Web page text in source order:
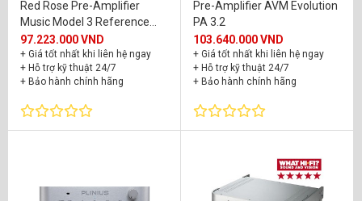
Red Rose Pre-Amplifier
Music Model 3 Reference
Tube
97.223.000 VND
+ Giá tốt nhất khi liên hệ ngay
+ Hỗ trợ kỹ thuật 24/7
+ Bảo hành chính hãng
Pre-Amplifier AVM Evolution
PA 3.2
103.640.000 VND
+ Giá tốt nhất khi liên hệ ngay
+ Hỗ trợ kỹ thuật 24/7
+ Bảo hành chính hãng